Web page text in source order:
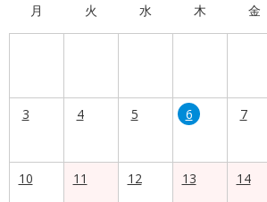
月 火 水 木 金
3 4 5 6 7
10
11
12
13
14